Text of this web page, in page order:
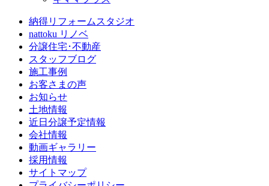
納得リフォームスタジオ
nattoku リノベ
分譲住宅･不動産
スタッフブログ
施工事例
お客さまの声
お知らせ
土地情報
近日分譲予定情報
会社情報
動画ギャラリー
採用情報
サイトマップ